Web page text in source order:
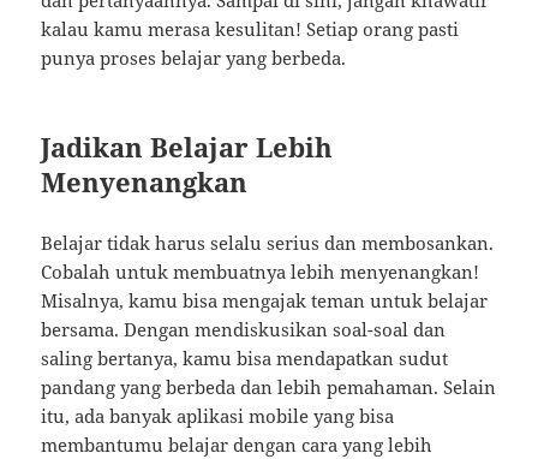
kalau kamu merasa kesulitan! Setiap orang pasti
punya proses belajar yang berbeda.
Jadikan Belajar Lebih
Menyenangkan
Belajar tidak harus selalu serius dan membosankan.
Cobalah untuk membuatnya lebih menyenangkan!
Misalnya, kamu bisa mengajak teman untuk belajar
bersama. Dengan mendiskusikan soal-soal dan
saling bertanya, kamu bisa mendapatkan sudut
pandang yang berbeda dan lebih pemahaman. Selain
itu, ada banyak aplikasi mobile yang bisa
membantumu belajar dengan cara yang lebih